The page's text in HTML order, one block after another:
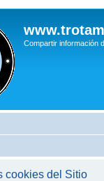
Compartir información
cookies del Sitio